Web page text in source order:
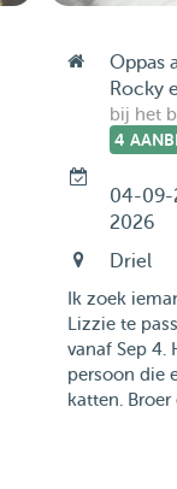
Oppas
Rocky
bij het
4
04-09-
2026
Driel
Ik zoek
Lizzie te
vanaf Sep 4.
persoon die
katten. Broer